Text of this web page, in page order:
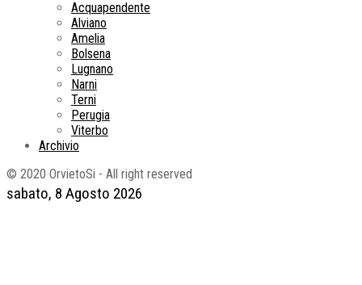
sabato, 8 Agosto 2026
Acquapendente
Alviano
Amelia
Bolsena
Lugnano
Narni
Terni
Perugia
Viterbo
Archivio
© 2020 OrvietoSi - All right reserved